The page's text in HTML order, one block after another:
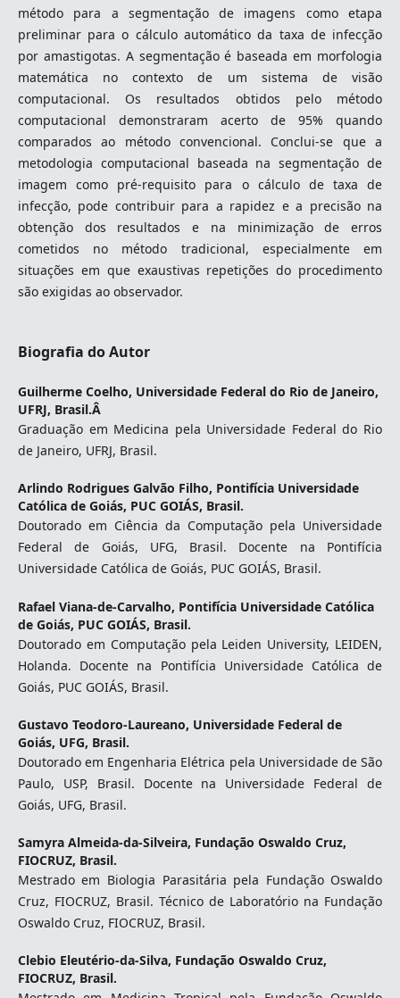
método para a segmentação de imagens como etapa
preliminar para o cálculo automático da taxa de infecção
por amastigotas. A segmentação é baseada em morfologia
matemática no contexto de um sistema de visão
computacional. Os resultados obtidos pelo método
computacional demonstraram acerto de 95% quando
comparados ao método convencional. Conclui-se que a
metodologia computacional baseada na segmentação de
imagem como pré-requisito para o cálculo de taxa de
infecção, pode contribuir para a rapidez e a precisão na
obtenção dos resultados e na minimização de erros
cometidos no método tradicional, especialmente em
situações em que exaustivas repetições do procedimento
são exigidas ao observador.
Biografia do Autor
Guilherme Coelho, Universidade Federal do Rio de Janeiro,
UFRJ, Brasil.Â
Graduação em Medicina pela Universidade Federal do Rio
de Janeiro, UFRJ, Brasil.
Arlindo Rodrigues Galvão Filho, Pontifícia Universidade
Católica de Goiás, PUC GOIÁS, Brasil.
Doutorado em Ciência da Computação pela Universidade
Federal de Goiás, UFG, Brasil. Docente na Pontifícia
Universidade Católica de Goiás, PUC GOIÁS, Brasil.
Rafael Viana-de-Carvalho, Pontifícia Universidade Católica
de Goiás, PUC GOIÁS, Brasil.
Doutorado em Computação pela Leiden University, LEIDEN,
Holanda. Docente na Pontifícia Universidade Católica de
Goiás, PUC GOIÁS, Brasil.
Gustavo Teodoro-Laureano, Universidade Federal de
Goiás, UFG, Brasil.
Doutorado em Engenharia Elétrica pela Universidade de São
Paulo, USP, Brasil. Docente na Universidade Federal de
Goiás, UFG, Brasil.
Samyra Almeida-da-Silveira, Fundação Oswaldo Cruz,
FIOCRUZ, Brasil.
Mestrado em Biologia Parasitária pela Fundação Oswaldo
Cruz, FIOCRUZ, Brasil. Técnico de Laboratório na Fundação
Oswaldo Cruz, FIOCRUZ, Brasil.
Clebio Eleutério-da-Silva, Fundação Oswaldo Cruz,
FIOCRUZ, Brasil.